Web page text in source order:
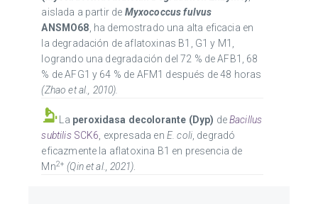
aislada a partir de Myxococcus fulvus
ANSMO68 , ha demostrado una alta eficacia en
la degradación de aflatoxinas B1, G1 y M1,
logrando una degradación del 72 % de AFB1, 68
% de AFG1 y 64 % de AFM1 después de 48 horas
(Zhao et al., 2010).
La peroxidasa decolorante (Dyp) deBacillus
subtilisSCK6 , expresada en E. coli , degradó
eficazmente la aflatoxina B1 en presencia de
Mn2+ (Qin et al., 2021)